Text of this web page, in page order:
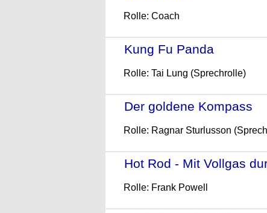
Rolle: Coach
Kung Fu Panda
Rolle: Tai Lung (Sprechrolle)
Der goldene Kompass
Rolle: Ragnar Sturlusson
Hot Rod - Mit Vollgas
Rolle: Frank Powell